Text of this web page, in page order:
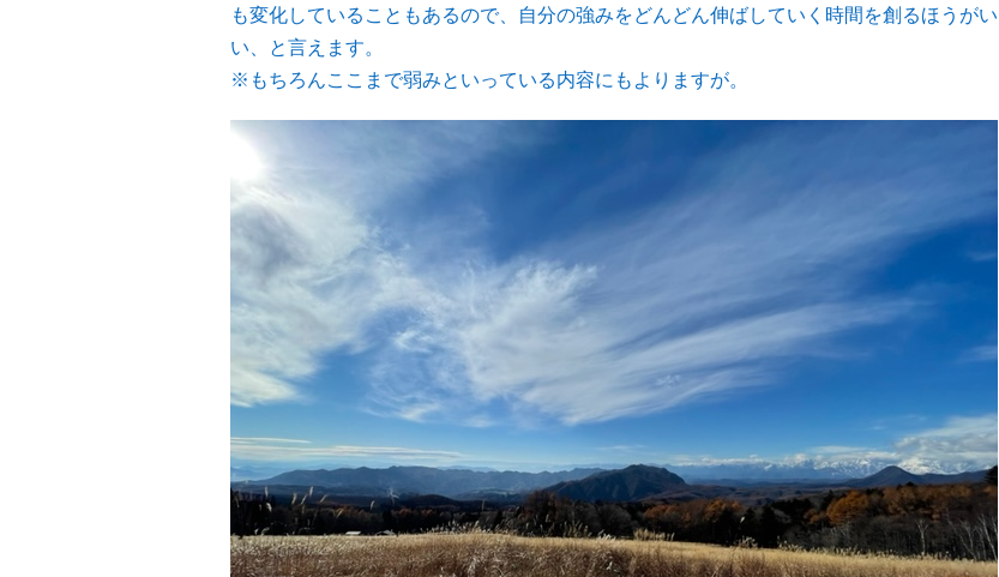
も変化していることもあるので、自分の強みをどんどん伸ばしていく時間を創るほうがい
い、と言えます。
※もちろんここまで弱みといっている内容にもよりますが。